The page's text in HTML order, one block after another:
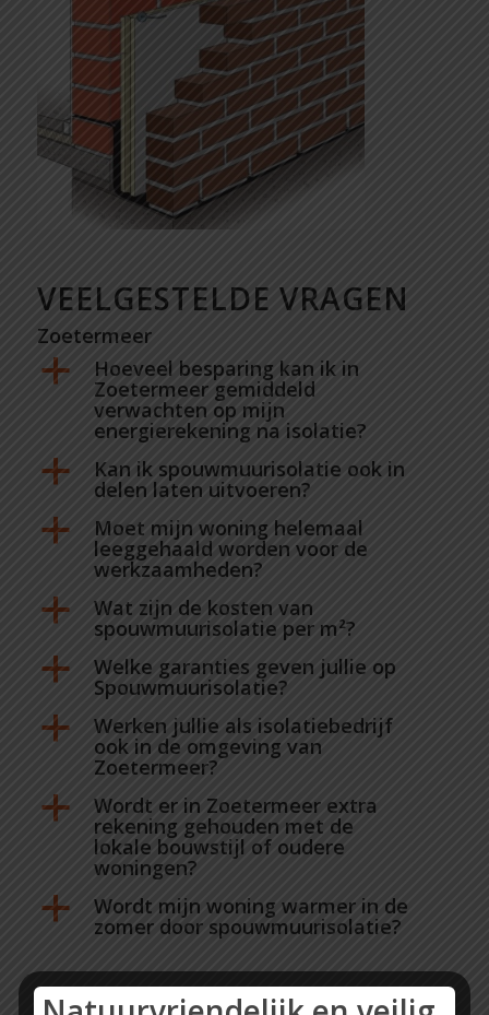
VEELGESTELDE VRAGEN
Zoetermeer
a Hoeveel besparing kan ik in
Zoetermeer gemiddeld
verwachten op mijn
energierekening na isolatie?
a Kan ik spouwmuurisolatie ook in
delen laten uitvoeren?
a Moet mijn woning helemaal
leeggehaald worden voor de
werkzaamheden?
a Wat zijn de kosten van
spouwmuurisolatie per m²?
a Welke garanties geven jullie op
Spouwmuurisolatie?
a Werken jullie als isolatiebedrijf
ook in de omgeving van
Zoetermeer?
a Wordt er in Zoetermeer extra
rekening gehouden met de
lokale bouwstijl of oudere
woningen?
a Wordt mijn woning warmer in de
zomer door spouwmuurisolatie?